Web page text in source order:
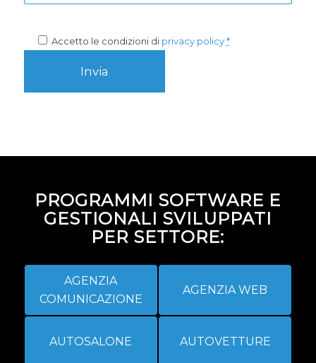
Accetto le condizioni di privacy policy *
PROGRAMMI SOFTWARE E
GESTIONALI SVILUPPATI
PER SETTORE:
AGENZIA
COMUNICAZIONE
AGENZIA WEB
AUTOSALONE AUTOVETTURE